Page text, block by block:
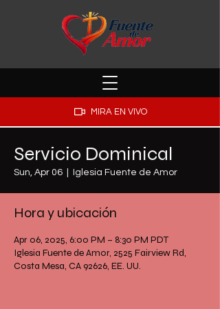
MIRA EN VIVO
Servicio Dominical
Sun, Apr 06 Iglesia Fuente de Amor
Hora y ubicación
Apr 06, 2025, 6:00 PM – 8:30 PM PDT
Iglesia Fuente de Amor, 2525 Fairview Rd,
Costa Mesa, CA 92626, EE. UU.